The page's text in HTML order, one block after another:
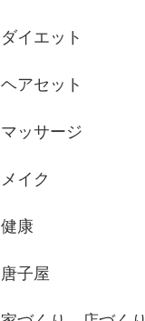
ダイエット
ヘアセット
マッサージ
メイク
健康
唐子屋